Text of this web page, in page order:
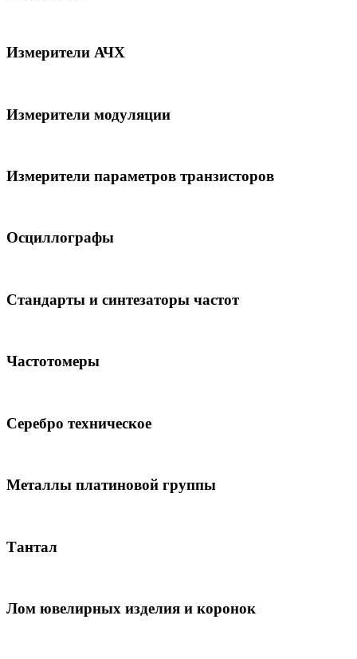
Измерители АЧХ
Измерители модуляции
Измерители параметров транзисторов
Осциллографы
Стандарты и синтезаторы частот
Частотомеры
Серебро техническое
Металлы платиновой группы
Тантал
Лом ювелирных изделия и коронок